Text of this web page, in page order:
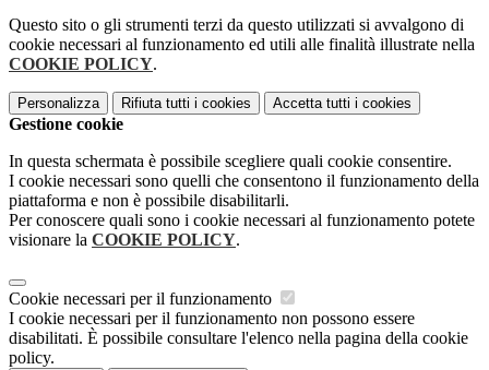
Questo sito o gli strumenti terzi da questo utilizzati si avvalgono di
cookie necessari al funzionamento ed utili alle finalità illustrate nella
COOKIE POLICY.
Personalizza Rifiuta tutti i cookies Accetta tutti i cookies
Gestione cookie
In questa schermata è possibile scegliere quali cookie consentire.
I cookie necessari sono quelli che consentono il funzionamento della
piattaforma e non è possibile disabilitarli.
Per conoscere quali sono i cookie necessari al funzionamento potete
visionare la COOKIE POLICY.
Cookie necessari per il funzionamento
I cookie necessari per il funzionamento non possono essere
disabilitati. È possibile consultare l'elenco nella pagina della cookie
policy.